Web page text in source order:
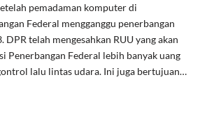
pemadaman komputer di
Federal mengganggu penerbangan
DPR telah mengesahkan RUU yang akan
Penerbangan Federal lebih banyak uang
lalu lintas udara. Ini juga bertujuan…